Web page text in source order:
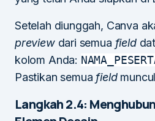
Setelah diunggah, Canva
previewdari semua field
kolom Anda:
Pastikan semua field
Langkah 2.4: